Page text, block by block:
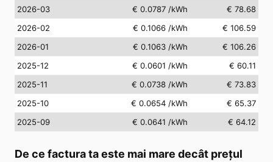
2026-03
€ 0.0787 /kWh
€ 78.68
2026-02
€ 0.1066 /kWh
€ 106.59
2026-01
€ 0.1063 /kWh
€ 106.26
2025-12
€ 0.0601 /kWh
€ 60.11
2025-11
€ 0.0738 /kWh
€ 73.83
2025-10
€ 0.0654 /kWh
€ 65.37
2025-09
€ 0.0641 /kWh € 64.12
De ce factura ta este mai mare decât prețul